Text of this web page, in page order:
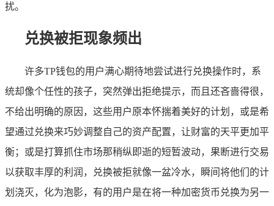
扰。
兑换被拒现象频出
许多TP钱包的用户满心期待地尝试进行兑换操作时，系
统却像个任性的孩子，突然弹出拒绝提示，而且还吝啬得很，
不给出明确的原因，这些用户原本怀揣着美好的计划，或是希
望通过兑换来巧妙调整自己的资产配置，让财富的天平更加平
衡；或是打算抓住市场那稍纵即逝的短暂波动，果断进行交易
以获取丰厚的利润，兑换被拒就像一盆冷水，瞬间将他们的计
划浇灭，化为泡影，有的用户是在将一种加密货币兑换为另一